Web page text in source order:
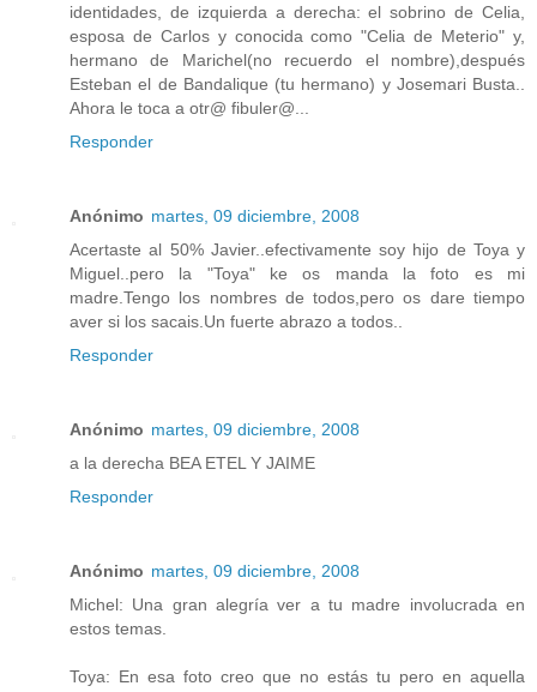
identidades, de izquierda a derecha: el sobrino de Celia,
esposa de Carlos y conocida como "Celia de Meterio" y,
hermano de Marichel(no recuerdo el nombre),después
Esteban el de Bandalique (tu hermano) y Josemari Busta..
Ahora le toca a otr@ fibuler@...
Responder
Anónimo martes, 09 diciembre, 2008
Acertaste al 50% Javier..efectivamente soy hijo de Toya y
Miguel..pero la "Toya" ke os manda la foto es mi
madre.Tengo los nombres de todos,pero os dare tiempo
aver si los sacais.Un fuerte abrazo a todos..
Responder
Anónimo martes, 09 diciembre, 2008
a la derecha BEA ETEL Y JAIME
Responder
Anónimo martes, 09 diciembre, 2008
Michel: Una gran alegría ver a tu madre involucrada en
estos temas.
Toya: En esa foto creo que no estás tu pero en aquella